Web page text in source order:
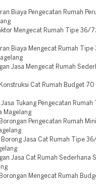
Biaya Pengecatan Rumah
Mengecat Rumah Tipe 36/
Biaya Mengecat Rumah
Jasa Mengecat Rumah
Cat Rumah Budget 70
Tukang Pengecatan
Magelang
Pengecatan Rumah
Jasa Cat Rumah Tipe
Jasa Cat Rumah Sederhana
Mengecat Rumah